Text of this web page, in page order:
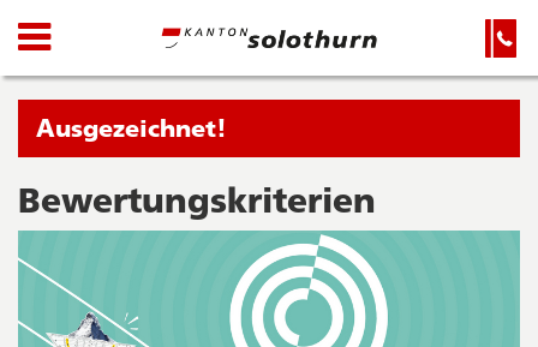
Kanton
Solothurn
Wichtige
Seiten
Startseite
Hauptnavigation
Sitemap
Suche
Navigation
und
Suche
Navigation
Sie
befinden
sich
gerade
in:
Ausgezeichnet!
Bewertungskriterien